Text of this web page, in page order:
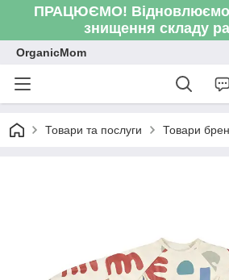
ПРАЦЮЄМО! Відновлюємо
знищення складу
OrganicMom
Товари та послуги Товари